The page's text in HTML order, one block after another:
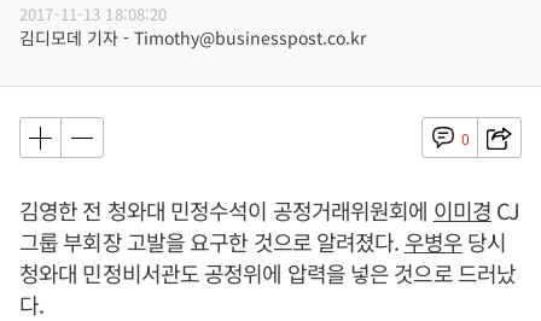
2017-11-13 18:08:20
김디모데 기자 - Timothy@businesspost.co.kr
0
김영한 전 청와대 민정수석이 공정거래위원회에 이미경 CJ
그룹 부회장 고발을 요구한 것으로 알려졌다. 우병우당시
청와대 민정비서관도 공정위에 압력을 넣은 것으로 드러났
다.